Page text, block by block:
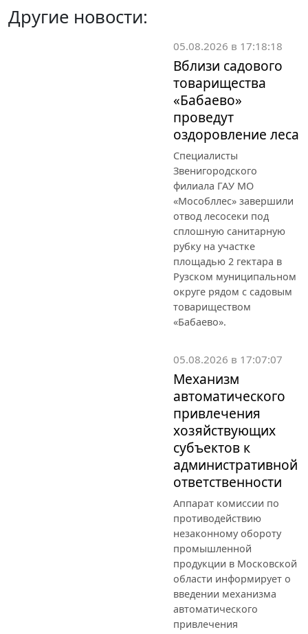
Другие новости:
05.08.2026 в 17:18:18
Вблизи садового
товарищества
«Бабаево»
проведут
оздоровление леса
Специалисты
Звенигородского
филиала ГАУ МО
«Мособллес» завершили
отвод лесосеки под
сплошную санитарную
рубку на участке
площадью 2 гектара в
Рузском муниципальном
округе рядом с садовым
товариществом
«Бабаево».
05.08.2026 в 17:07:07
Механизм
автоматического
привлечения
хозяйствующих
субъектов к
административной
ответственности
Аппарат комиссии по
противодействию
незаконному обороту
промышленной
продукции в Московской
области информирует о
введении механизма
автоматического
привлечения